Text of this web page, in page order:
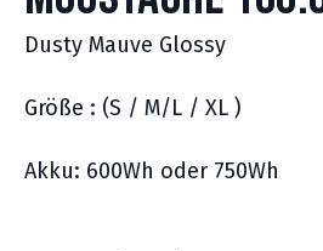
Dusty Mauve Glossy
Größe : (S / M/L / XL )
Akku: 600Wh oder 750Wh